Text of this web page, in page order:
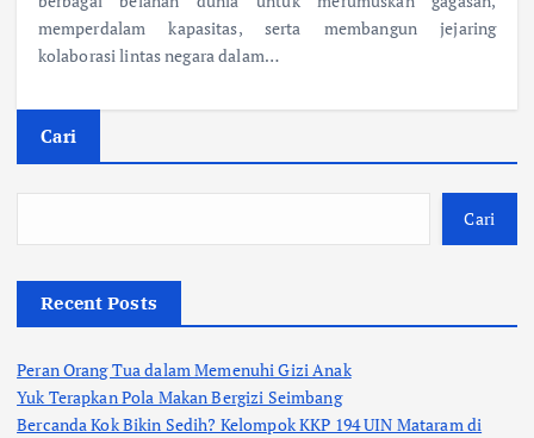
memperdalam kapasitas, serta membangun jejaring
kolaborasi lintas negara dalam…
Cari
Cari
Recent Posts
Peran Orang Tua dalam Memenuhi Gizi Anak
Yuk Terapkan Pola Makan Bergizi Seimbang
Bercanda Kok Bikin Sedih? Kelompok KKP 194 UIN Mataram di